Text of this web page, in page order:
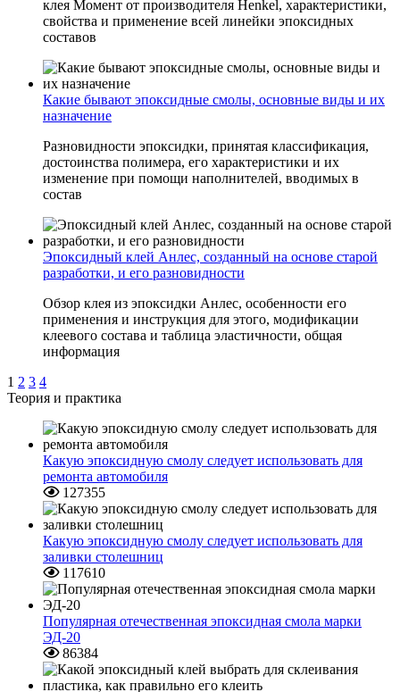
клея Момент от производителя Henkel, характеристики,
свойства и применение всей линейки эпоксидных
составов
Какие бывают эпоксидные смолы, основные виды и их
назначение
Разновидности эпоксидки, принятая классификация,
достоинства полимера, его характеристики и их
изменение при помощи наполнителей, вводимых в
состав
Эпоксидный клей Анлес, созданный на основе старой
разработки, и его разновидности
Обзор клея из эпоксидки Анлес, особенности его
применения и инструкция для этого, модификации
клеевого состава и таблица эластичности, общая
информация
1 2 3 4
Теория и практика
Какую эпоксидную смолу следует использовать для
ремонта автомобиля
127355
Какую эпоксидную смолу следует использовать для
заливки столешниц
117610
Популярная отечественная эпоксидная смола марки
ЭД-20
86384